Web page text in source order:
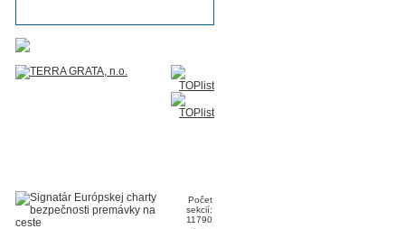
Počet
sekcií:
11790